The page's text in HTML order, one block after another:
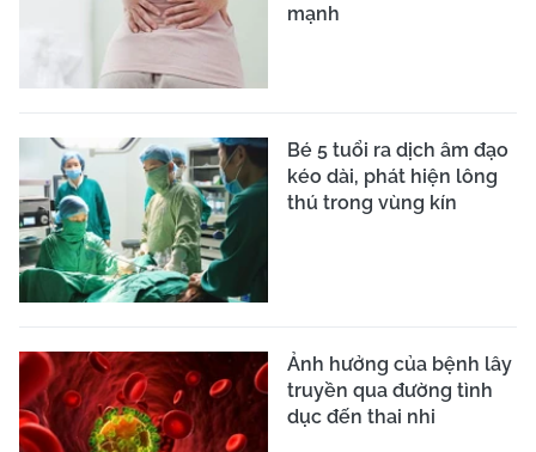
mạnh
Bé 5 tuổi ra dịch âm đạo
kéo dài, phát hiện lông
thú trong vùng kín
Ảnh hưởng của bệnh lây
truyền qua đường tình
dục đến thai nhi